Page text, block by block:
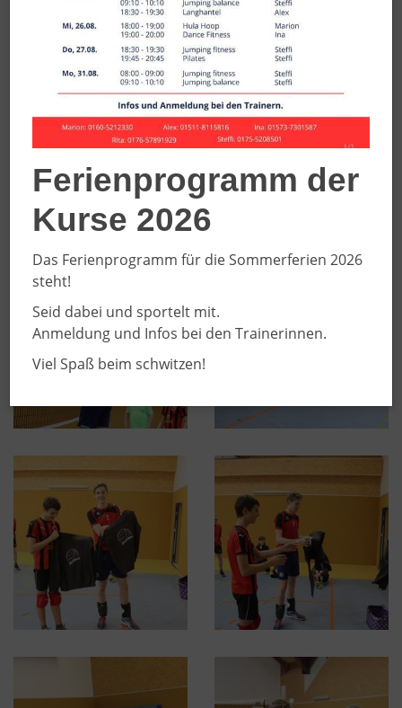
Volleyball-Spaßturniere zum
Jubiläum
Ferienprogramm der
Kurse 2026
Das Ferienprogramm für die Sommerferien 2026
steht!
Seid dabei und sportelt mit.
Anmeldung und Infos bei den Trainerinnen.
Viel Spaß beim schwitzen!